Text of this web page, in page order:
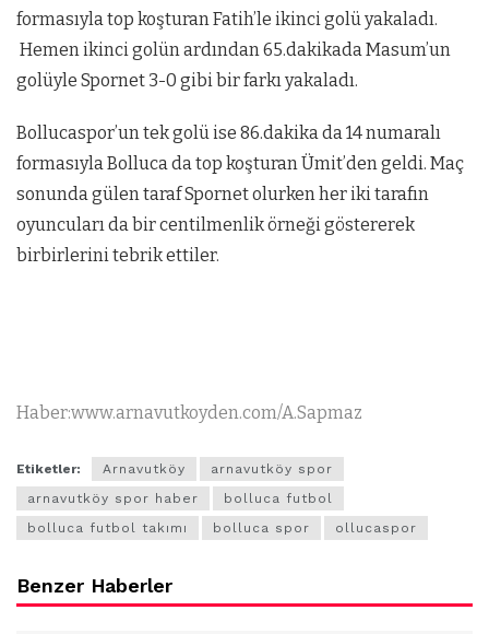
formasıyla top koşturan Fatih’le ikinci golü yakaladı.
Hemen ikinci golün ardından 65.dakikada Masum’un
golüyle Spornet 3-0 gibi bir farkı yakaladı.
Bollucaspor’un tek golü ise 86.dakika da 14 numaralı
formasıyla Bolluca da top koşturan Ümit’den geldi. Maç
sonunda gülen taraf Spornet olurken her iki tarafın
oyuncuları da bir centilmenlik örneği göstererek
birbirlerini tebrik ettiler.
Haber:www.arnavutkoyden.com/A.Sapmaz
Etiketler: Arnavutköy
arnavutköy spor
arnavutköy spor haber
bolluca futbol
bolluca futbol takımı
bolluca spor ollucaspor
Benzer Haberler